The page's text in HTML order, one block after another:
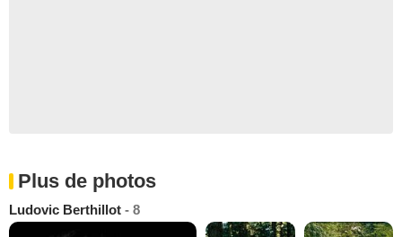
Plus de photos
Ludovic Berthillot - 8